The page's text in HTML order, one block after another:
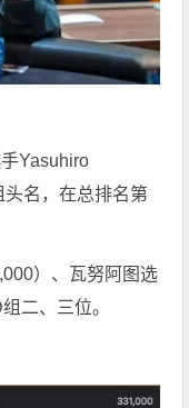
Yasuhiro
名，在总排名第
）、瓦努阿图选
二、三位。